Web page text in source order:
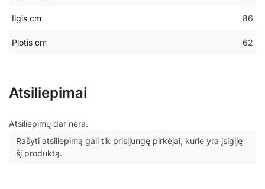
Ilgis cm 86
Plotis cm 62
Atsiliepimai
Atsiliepimų dar nėra.
Rašyti atsiliepimą gali tik prisijungę pirkėjai, kurie yra įsigiję
šį produktą.